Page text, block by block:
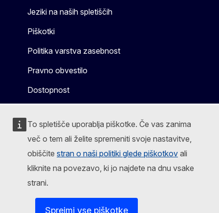
To spletišče uporablja piškotke. Če vas zanima
več o tem ali želite spremeniti svoje nastavitve,
obiščite stran o naši politiki glede piškotkov ali
kliknite na povezavo, ki jo najdete na dnu vsake
strani.
Sprejmi vse piškotke
Jeziki na naših spletiščih
Piškotki
Politika varstva zasebnost
Pravno obvestilo
Dostopnost